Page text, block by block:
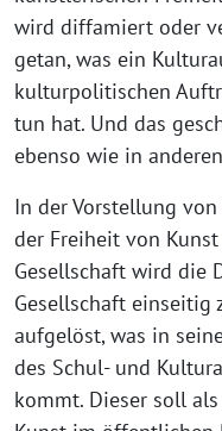
wird diffamiert oder
getan, was ein
kulturpolitischen
tun hat. Und das
ebenso wie in
In der Vorstellung
der Freiheit von
Gesellschaft wird die
Gesellschaft einseitig
aufgelöst, was in
des Schul- und
kommt. Dieser soll